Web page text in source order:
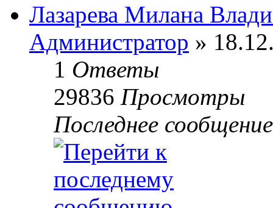
Лазарева Милана
Администратор »
1 Ответы
29836 Просмотры
Последнее